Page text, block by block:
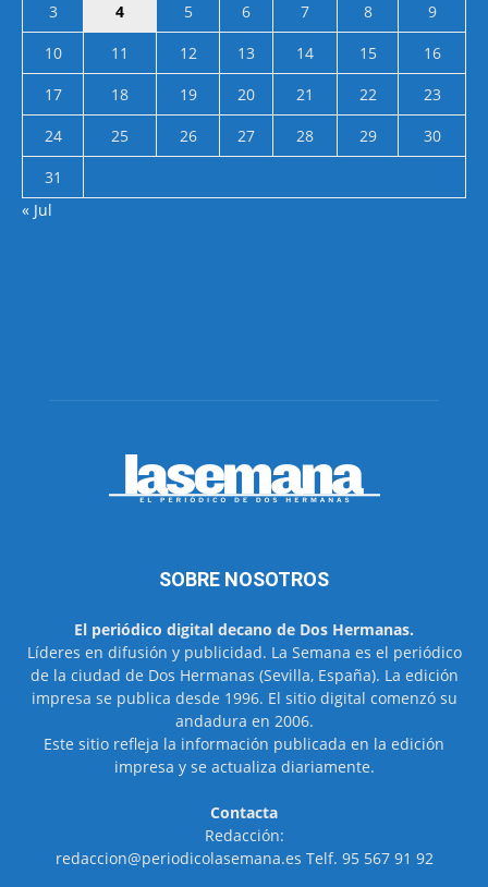
3
4 5 6 7 8
9
10
11 12 13 14 15
16
17
18 19 20 21 22
23
24
25 26 27 28 29
30
31
« Jul
SOBRE NOSOTROS
El periódico digital decano de Dos Hermanas.
Líderes en difusión y publicidad. La Semana es el periódico
de la ciudad de Dos Hermanas (Sevilla, España). La edición
impresa se publica desde 1996. El sitio digital comenzó su
andadura en 2006.
Este sitio refleja la información publicada en la edición
impresa y se actualiza diariamente.
Contacta
Redacción:
redaccion@periodicolasemana.es Telf. 95 567 91 92